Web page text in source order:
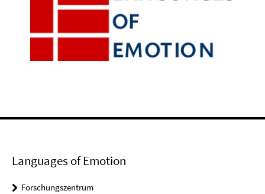
Languages of Emotion
Forschungszentrum